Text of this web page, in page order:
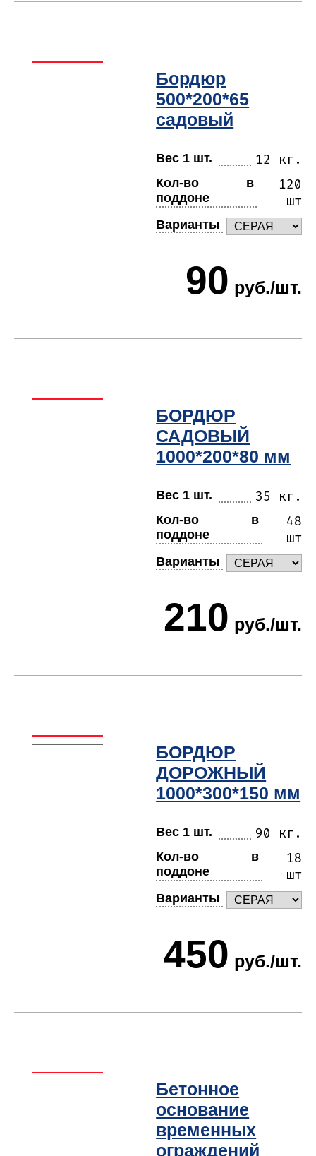
Бордюр
500*200*65
садовый
Вес 1 шт. 12 кг.
Кол-во в
поддоне
120
шт
Варианты
90 руб./шт.
БОРДЮР
САДОВЫЙ
1000*200*80 мм
Вес 1 шт. 35 кг.
Кол-во в
поддоне
48
шт
Варианты
210 руб./шт.
БОРДЮР
ДОРОЖНЫЙ
1000*300*150 мм
Вес 1 шт. 90 кг.
Кол-во в
поддоне
18
шт
Варианты
450 руб./шт.
Бетонное
основание
временных
ограждений